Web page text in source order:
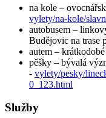
na kole –
vylety/na-kole/
autobusem –
Budějovic na trase
autem –
pěšky – bývalá
- vylety/pesky/
0_123.html
Služby